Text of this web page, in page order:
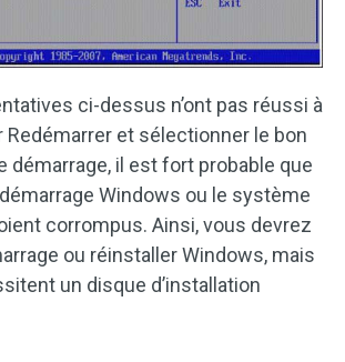
ci-dessus n’ont pas réussi à
Redémarrer et sélectionner le bon
démarrage, il est fort probable que
Windows ou le système
corrompus. Ainsi, vous devrez
ou réinstaller Windows, mais
un disque d’installation